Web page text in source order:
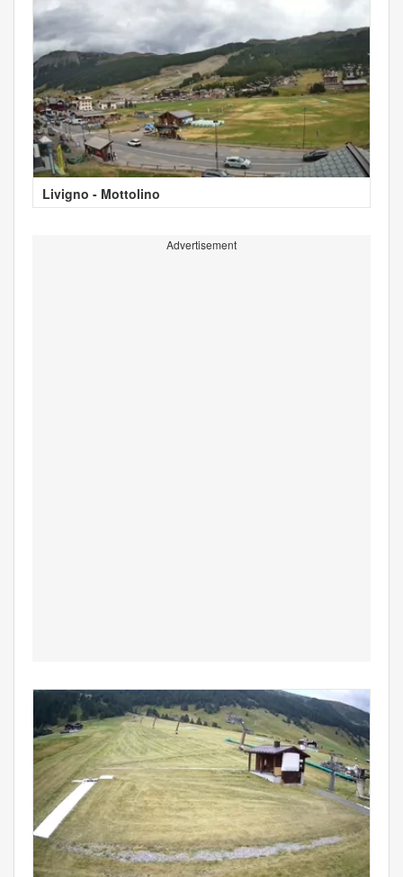
Livigno - Mottolino
Advertisement